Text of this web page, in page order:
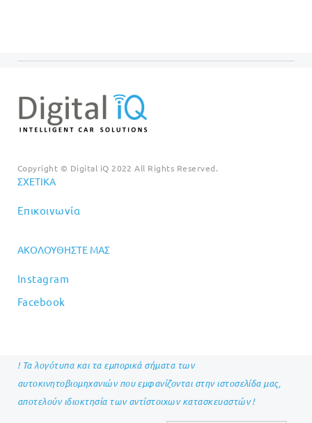
Copyright © Digital iQ 2022 All Rights Reserved.
ΣΧΕΤΙΚΆ
Επικοινωνία
ΑΚΟΛΟΥΘΉΣΤΕ ΜΑΣ
Instagram
Facebook
! Τα λογότυπα και τα εμπορικά σήματα των
αυτοκινητοβιομηχανιών που εμφανίζονται στην ιστοσελίδα μας,
αποτελούν ιδιοκτησία των αντίστοιχων κατασκευαστών !